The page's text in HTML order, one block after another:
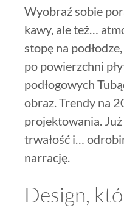
Wyobraź sobie
kawy, ale też…
stopę na
po powierzchni
podłogowych
obraz. Trendy na
projektowania.
trwałość i…
narrację.
Design,